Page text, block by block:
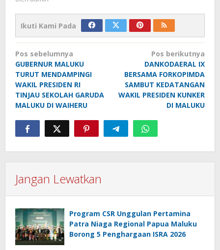
Ikuti Kami Pada
Navigasi
pos
Pos sebelumnya
GUBERNUR MALUKU
TURUT MENDAMPINGI
WAKIL PRESIDEN RI
TINJAU SEKOLAH GARUDA
MALUKU DI WAIHERU
Pos berikutnya
DANKODAERAL IX
BERSAMA FORKOPIMDA
SAMBUT KEDATANGAN
WAKIL PRESIDEN KUNKER
DI MALUKU
Jangan Lewatkan
Program CSR Unggulan Pertamina
Patra Niaga Regional Papua Maluku
Borong 5 Penghargaan ISRA 2026